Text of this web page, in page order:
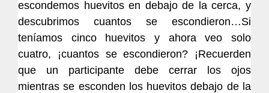
escondemos huevitos en debajo de la cerca, y
descubrimos cuantos se escondieron…Si
teníamos cinco huevitos y ahora veo solo
cuatro, ¡cuantos se escondieron? ¡Recuerden
que un participante debe cerrar los ojos
mientras se esconden los huevitos debajo de la